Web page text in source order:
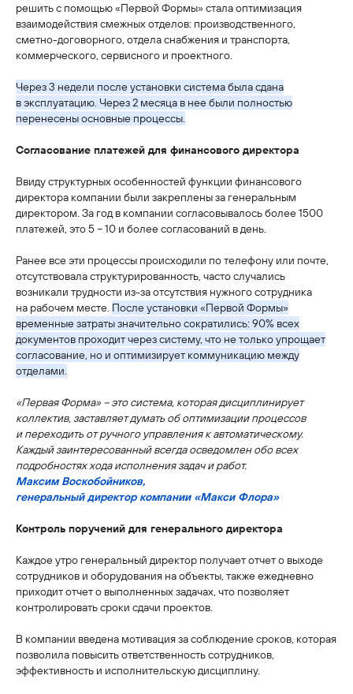
решить с помощью «Первой Формы» стала оптимизация
взаимодействия смежных отделов: производственного,
сметно-договорного, отдела снабжения и транспорта,
коммерческого, сервисного и проектного.
Через 3 недели после установки система была сдана
в эксплуатацию. Через 2 месяца в нее были полностью
перенесены основные процессы.
Согласование платежей для финансового директора
Ввиду структурных особенностей функции финансового
директора компании были закреплены за генеральным
директором. За год в компании согласовывалось более 1500
платежей, это 5 − 10 и более согласований в день.
Ранее все эти процессы происходили по телефону или почте,
отсутствовала структурированность, часто случались
возникали трудности из-за отсутствия нужного сотрудника
на рабочем месте. После установки «Первой Формы»
временные затраты значительно сократились: 90% всех
документов проходит через систему, что не только упрощает
согласование, но и оптимизирует коммуникацию между
отделами.
«Первая Форма» − это система, которая дисциплинирует
коллектив, заставляет думать об оптимизации процессов
и переходить от ручного управления к автоматическому.
Каждый заинтересованный всегда осведомлен обо всех
подробностях хода исполнения задач и работ.
Максим Воскобойников,
генеральный директор компании «Макси Флора»
Контроль поручений для генерального директора
Каждое утро генеральный директор получает отчет о выходе
сотрудников и оборудования на объекты, также ежедневно
приходит отчет о выполненных задачах, что позволяет
контролировать сроки сдачи проектов.
В компании введена мотивация за соблюдение сроков, которая
позволила повысить ответственность сотрудников,
эффективность и исполнительскую дисциплину.
Обсудим ваши потребности
и цели автоматизации.
У вас похожий запрос?
Запишитесь на онлайн-
консультацию